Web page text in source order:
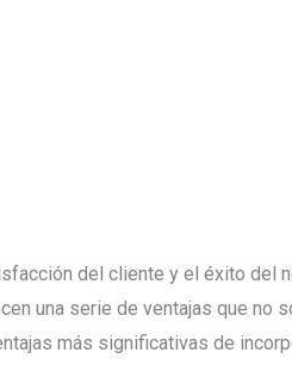
del cliente y el éxito del
una serie de ventajas que no
más significativas de